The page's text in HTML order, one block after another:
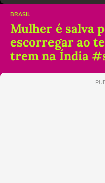
BRASIL
Mulher é salva
escorregar ao
trem na Índia